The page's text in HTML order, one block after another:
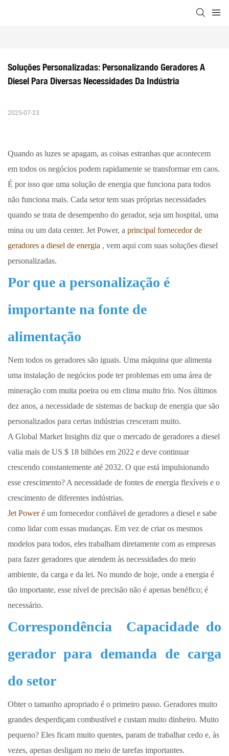
Soluções Personalizadas: Personalizando Geradores A
Diesel Para Diversas Necessidades Da Indústria
2025-07-23
Quando as luzes se apagam, as coisas estranhas que acontecem
em todos os negócios podem rapidamente se transformar em caos.
É por isso que uma solução de energia que funciona para todos
não funciona mais. Cada setor tem suas próprias necessidades
quando se trata de desempenho do gerador, seja um hospital, uma
mina ou um data center. Jet Power, a principal fornecedor de
geradores a diesel de energia , vem aqui com suas soluções diesel
personalizadas.
Por que a personalização é
importante na fonte de
alimentação
Nem todos os geradores são iguais. Uma máquina que alimenta
uma instalação de negócios pode ter problemas em uma área de
mineração com muita poeira ou em clima muito frio. Nos últimos
dez anos, a necessidade de sistemas de backup de energia que são
personalizados para certas indústrias cresceram muito.
A Global Market Insights diz que o mercado de geradores a diesel
valia mais de US $ 18 bilhões em 2022 e deve continuar
crescendo constantemente até 2032. O que está impulsionando
esse crescimento? A necessidade de fontes de energia flexíveis e o
crescimento de diferentes indústrias.
Jet Poweré um fornecedor confiável de geradores a diesel e sabe
como lidar com essas mudanças. Em vez de criar os mesmos
modelos para todos, eles trabalham diretamente com as empresas
para fazer geradores que atendem às necessidades do meio
ambiente, da carga e da lei. No mundo de hoje, onde a energia é
tão importante, esse nível de precisão não é apenas benéfico; é
necessário.
Correspondência
Capacidade do
gerador para demanda de carga
do setor
Obter o tamanho apropriado é o primeiro passo. Geradores muito
grandes desperdiçam combustível e custam muito dinheiro. Muito
pequeno? Eles ficam muito quentes, param de trabalhar cedo e, às
vezes, apenas desligam no meio de tarefas importantes.